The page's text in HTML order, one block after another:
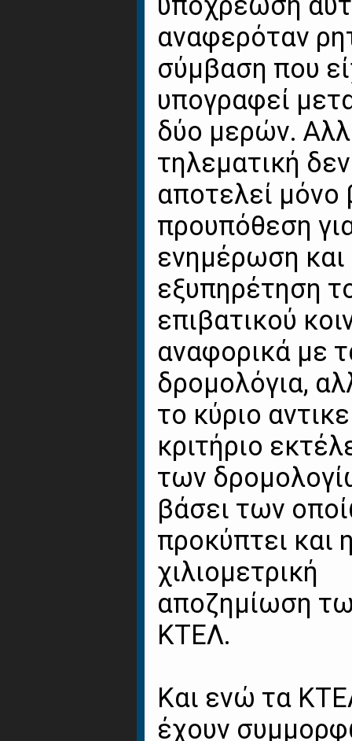
αναφερόταν
σύμβαση που
υπογραφεί
δύο μερών.
τηλεματική δεν
αποτελεί μόνο
προυπόθεση
ενημέρωση και
εξυπηρέτηση
επιβατικού
αναφορικά με
δρομολόγια,
το κύριο
κριτήριο
των
βάσει των
προκύπτει και
χιλιομετρική
αποζημίωση
ΚΤΕΛ.
Και ενώ τα
έχουν